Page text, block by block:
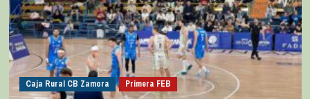
Caja Rural CB Zamora Primera FEB